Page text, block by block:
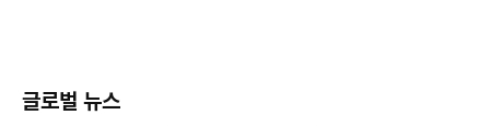
글로벌 뉴스